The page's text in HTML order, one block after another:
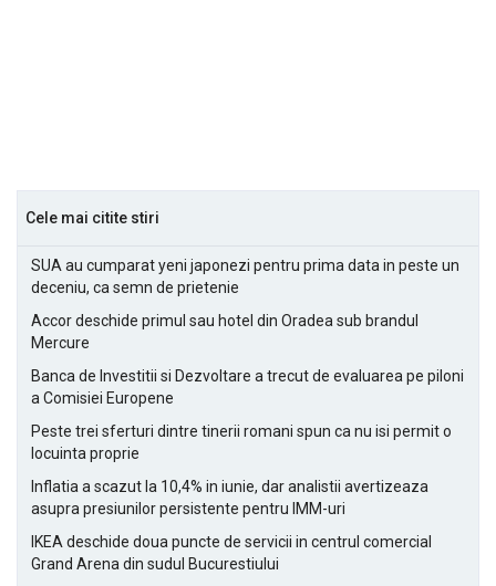
Cele mai citite stiri
SUA au cumparat yeni japonezi pentru prima data in peste un
deceniu, ca semn de prietenie
Accor deschide primul sau hotel din Oradea sub brandul
Mercure
Banca de Investitii si Dezvoltare a trecut de evaluarea pe piloni
a Comisiei Europene
Peste trei sferturi dintre tinerii romani spun ca nu isi permit o
locuinta proprie
Inflatia a scazut la 10,4% in iunie, dar analistii avertizeaza
asupra presiunilor persistente pentru IMM-uri
IKEA deschide doua puncte de servicii in centrul comercial
Grand Arena din sudul Bucurestiului